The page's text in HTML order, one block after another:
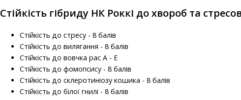
Стійкість гібриду НК Роккі до хвороб та
Стійкість до стресу - 8 балів
Стійкість до вилягання - 8 балів
Стійкість до вовчка рас A - E
Стійкість до фомопсису - 8 балів
Стійкість до склеротиніозу кошика - 8 балів
Стійкість до білої гнилі - 8 балів